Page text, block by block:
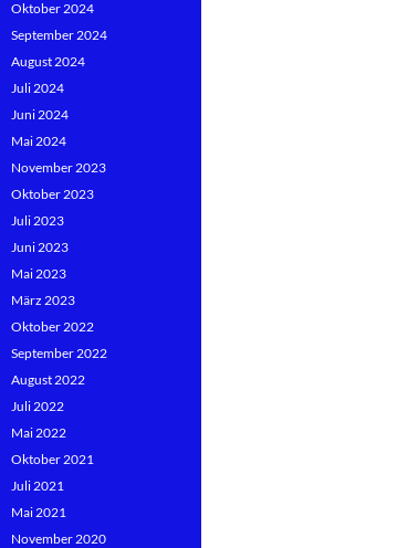
Oktober 2024
September 2024
August 2024
Juli 2024
Juni 2024
Mai 2024
November 2023
Oktober 2023
Juli 2023
Juni 2023
Mai 2023
März 2023
Oktober 2022
September 2022
August 2022
Juli 2022
Mai 2022
Oktober 2021
Juli 2021
Mai 2021
November 2020